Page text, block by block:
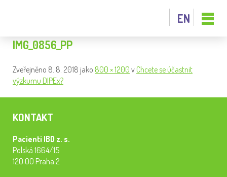
EN
IMG_0856_PP
Zveřejněno 8. 8. 2018 jako 800 × 1200 v Chcete se účastnit
výzkumu DIPEx?
KONTAKT
Pacienti IBD z. s.
Polská 1664/15
120 00 Praha 2